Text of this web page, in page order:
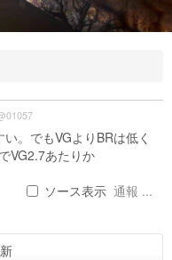
。でもVGよりBRは低く
VG2.7あたりか
ソース表示 通報 ...